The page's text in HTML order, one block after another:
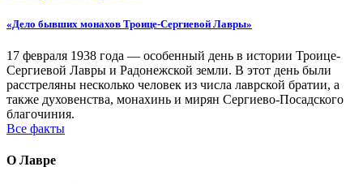
«Дело бывших монахов Троице-Сергиевой Лавры»
17 февраля 1938 года — особенный день в истории Троице-
Сергиевой Лавры и Радонежской земли. В этот день были
расстреляны несколько человек из числа лаврской братии, а
также духовенства, монахинь и мирян Сергиево-Посадского
благочиния.
Все факты
О Лавре